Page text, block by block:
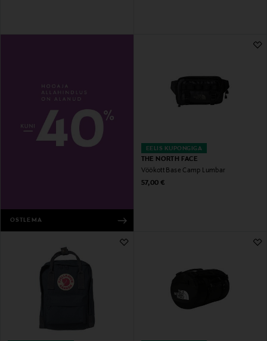
OSTLEMA
EELIS KUPONGIGA
THE NORTH FACE
Vöökott Base Camp Lumbar
Original Price
57,00 €